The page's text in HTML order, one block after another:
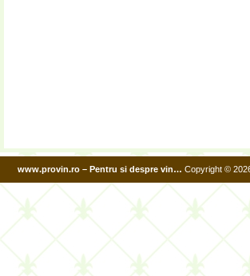
www.provin.ro – Pentru si despre vin… Copyright ©